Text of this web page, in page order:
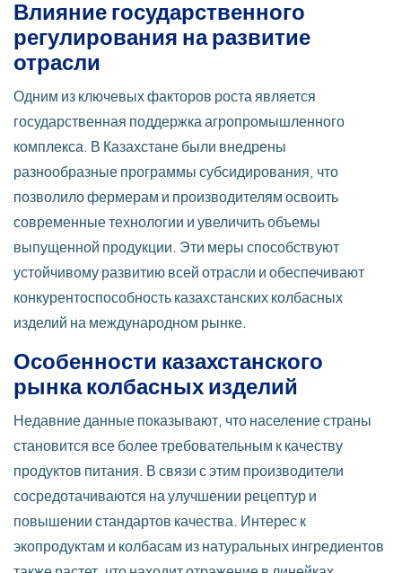
Влияние государственного
регулирования на развитие
отрасли
Одним из ключевых факторов роста является
государственная поддержка агропромышленного
комплекса. В Казахстане были внедрены
разнообразные программы субсидирования, что
позволило фермерам и производителям освоить
современные технологии и увеличить объемы
выпущенной продукции. Эти меры способствуют
устойчивому развитию всей отрасли и обеспечивают
конкурентоспособность казахстанских колбасных
изделий на международном рынке.
Особенности казахстанского
рынка колбасных изделий
Недавние данные показывают, что население страны
становится все более требовательным к качеству
продуктов питания. В связи с этим производители
сосредотачиваются на улучшении рецептур и
повышении стандартов качества. Интерес к
экопродуктам и колбасам из натуральных ингредиентов